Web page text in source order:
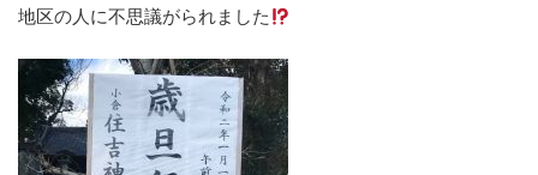
地区の人に不思議がられました